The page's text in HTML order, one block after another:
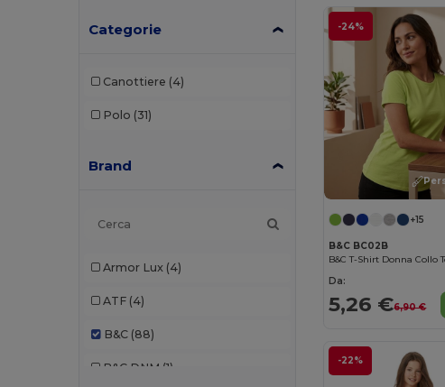
Categorie
Canottiere (4)
Polo (31)
Brand
Armor Lux (4)
ATF (4)
B&C (88)
B&C DNM (1)
-24%
+15
B&C BC02B
Da:
5,26 €6,90 €
-22%